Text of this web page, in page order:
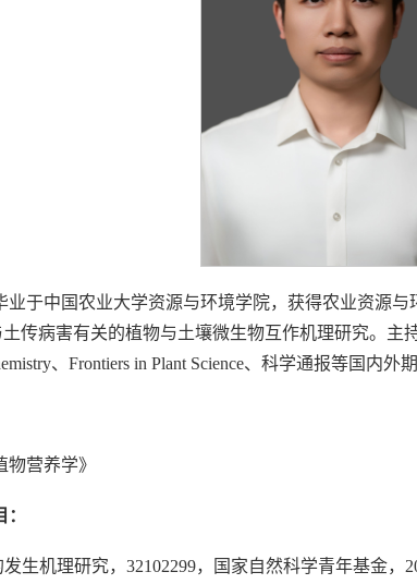
业于中国农业大学资源与环境学院，获得农业资源
传病害有关的植物与土壤微生物互作机理研究。主
、Frontiers in Plant Science、科学通报等国内外
营养学》
生机理研究，32102299，国家自然科学青年基金，